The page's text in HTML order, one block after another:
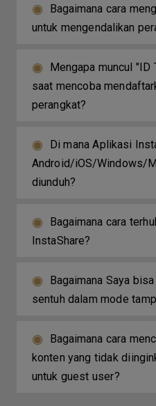
Bagaimana cara
untuk mengendalikan
Mengapa muncul "ID
saat mencoba
perangkat?
Di mana Aplikasi
Android/iOS/Windows/
diunduh?
Bagaimana cara
InstaShare?
Bagaimana Saya
sentuh dalam mode
Bagaimana cara
konten yang tidak
untuk guest user?